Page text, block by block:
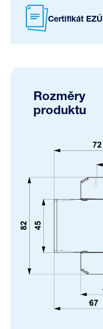
Certifikát EZÚ
Rozměry
produktu